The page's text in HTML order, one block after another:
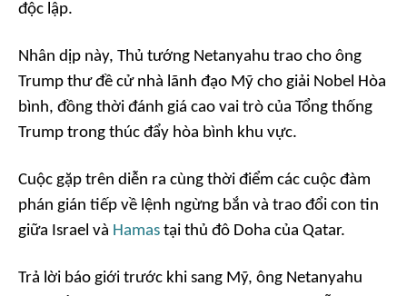
độc lập.
Nhân dịp này, Thủ tướng Netanyahu trao cho ông
Trump thư đề cử nhà lãnh đạo Mỹ cho giải Nobel Hòa
bình, đồng thời đánh giá cao vai trò của Tổng thống
Trump trong thúc đẩy hòa bình khu vực.
Cuộc gặp trên diễn ra cùng thời điểm các cuộc đàm
phán gián tiếp về lệnh ngừng bắn và trao đổi con tin
giữa Israel và Hamas tại thủ đô Doha của Qatar.
Trả lời báo giới trước khi sang Mỹ, ông Netanyahu